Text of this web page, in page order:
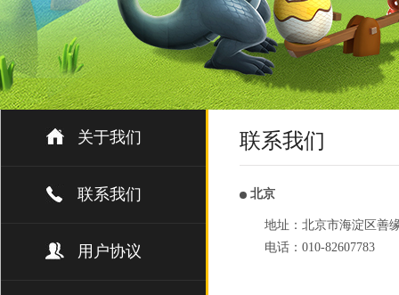
关于我们
联系我们
用户协议
联系我们
北京
地址：北京市海淀区善
电话：010-82607783